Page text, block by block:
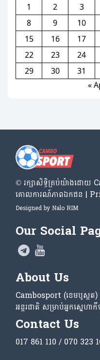
1
2 3
8
9 10
15
16 17
22
23 24
29
30
31
«
© រក្សា​សិទ្ធិ​គ្រប់​យ៉ាង​ដោយ​
គោលការណ៍​ភាព​ឯកជន |
Designed by Nalo RIM
Our Social
About Us
Cambosport (ខេមបូស្ពត
អន្តរជាតិ សម្រាប់អ្នកស្នេហា
Contact Us
017 861 110 / 070 323